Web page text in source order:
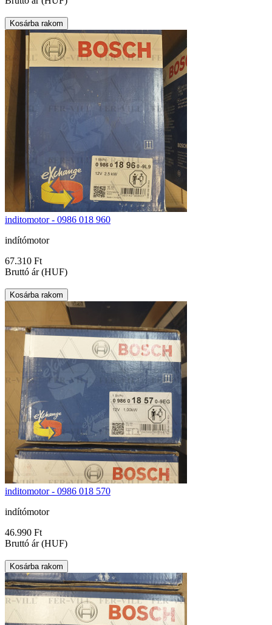
inditomotor - 0986 018 960
indítómotor
67.310 Ft
Bruttó ár (HUF)
inditomotor - 0986 018 570
indítómotor
46.990 Ft
Bruttó ár (HUF)